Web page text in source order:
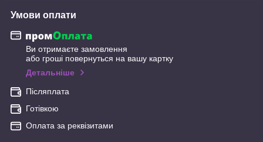
Умови оплати
Ви отримаєте замовлення
або гроші повернуться на вашу картку
Детальніше
Післяплата
Готівкою
Оплата за реквізитами